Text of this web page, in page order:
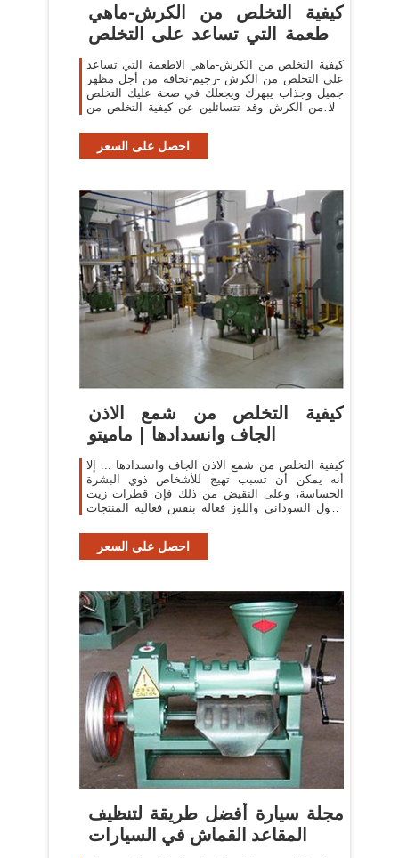
كيفية التخلص من الكرش-ماهي
الاطعمة التي تساعد على التخلص
...
كيفية التخلص من الكرش-ماهي الاطعمة التي تساعد
على التخلص من الكرش -رجيم-نحافة من أجل مظهر
جميل وجذاب يبهرك ويجعلك في صحة عليك التخلص
أولا من الكرش وقد تتسائلين عن كيفية التخلص من
احصل على السعر
كيفية التخلص من شمع الاذن
الجاف وانسدادها | ماميتو
كيفية التخلص من شمع الاذن الجاف وانسدادها ... إلا
أنه يمكن أن تسبب تهيج للأشخاص ذوي البشرة
الحساسة، وعلى النقيض من ذلك فإن قطرات زيت
الفول السوداني واللوز فعالة بنفس فعالية المنتجات
احصل على السعر
مجلة سيارة أفضل طريقة لتنظيف
المقاعد القماش في السيارات